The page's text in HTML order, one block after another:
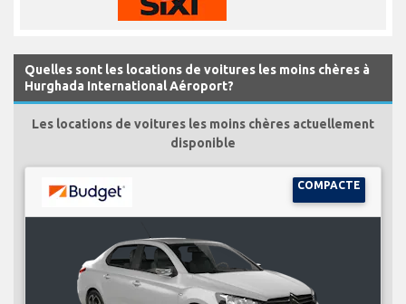
Quelles sont les locations de voitures les moins chères à
Hurghada International Aéroport?
Les locations de voitures les moins chères actuellement
disponible
COMPACTE